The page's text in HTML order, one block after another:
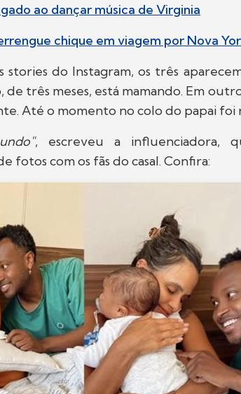
ao dançar música de Virginia
chique em viagem por Nova
stories do Instagram, os três
três meses, está mamando. Em
Até o momento no colo do papai foi
, escreveu a influenciadora,
fotos com os fãs do casal. Confira: